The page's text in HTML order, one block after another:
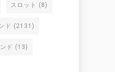
スロット (8)
ド (2131)
ド (13)